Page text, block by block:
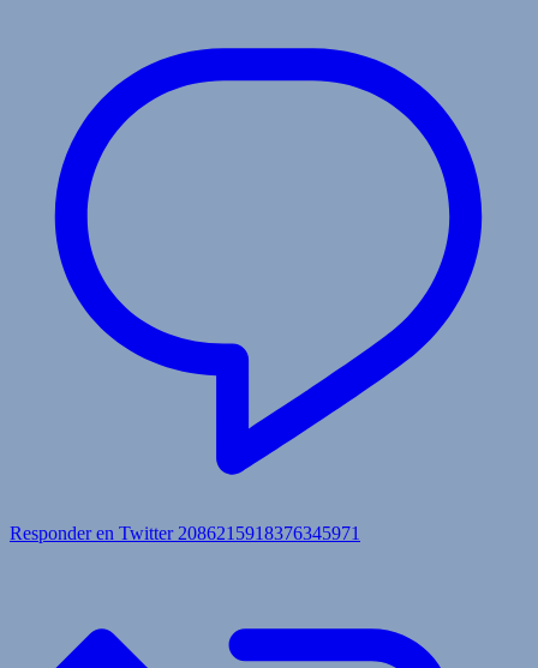
Responder en Twitter 2086215918376345971